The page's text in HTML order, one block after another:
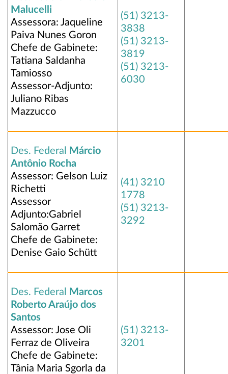
Malucelli
Assessora: Jaqueline
Paiva Nunes Goron
Chefe de Gabinete:
Tatiana Saldanha
Tamiosso
Assessor-Adjunto:
Juliano Ribas
Mazzucco
(51) 3213-
3838
(51) 3213-
3819
(51) 3213-
6030
Des. Federal
Márcio
Antônio Rocha
Assessor: Gelson Luiz
Richetti
Assessor
Adjunto:Gabriel
Salomão Garret
Chefe de Gabinete:
Denise Gaio Schütt
(41) 3210
1778
(51) 3213-
3292
Des. Federal
Marcos
Roberto Araújo dos
Santos
Assessor: Jose Oli
Ferraz de Oliveira
Chefe de Gabinete:
Tânia Maria Sgorla da
(51) 3213-
3201